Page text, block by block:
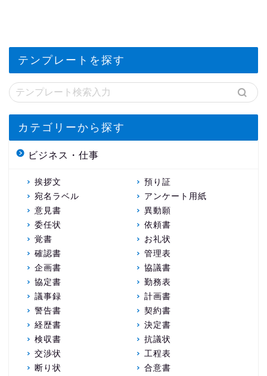
テンプレートを探す
カテゴリーから探す
ビジネス・仕事
挨拶文
預り証
宛名ラベル
アンケート用紙
意見書
異動願
委任状
依頼書
覚書
お礼状
確認書
管理表
企画書
協議書
協定書
勤務表
議事録
計画書
警告書
契約書
経歴書
決定書
検収書
抗議状
交渉状
工程表
断り状
合意書